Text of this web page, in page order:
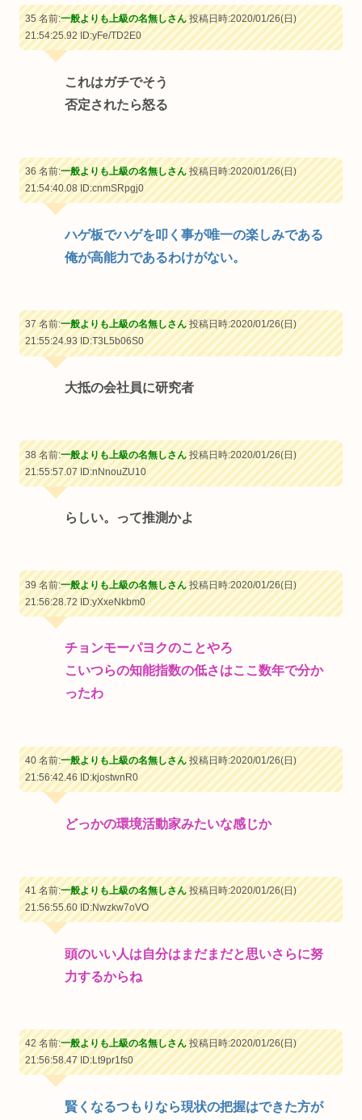
35 名前:一般よりも上級の名無しさん投稿日時:2020/01/26(日)
21:54:25.92ID:yFe/TD2E0
これはガチでそう
否定されたら怒る
36 名前:一般よりも上級の名無しさん投稿日時:2020/01/26(日)
21:54:40.08ID:cnmSRpgj0
ハゲ板でハゲを叩く事が唯一の楽しみである
俺が高能力であるわけがない。
37 名前:一般よりも上級の名無しさん投稿日時:2020/01/26(日)
21:55:24.93ID:T3L5b06S0
大抵の会社員に研究者
38 名前:一般よりも上級の名無しさん投稿日時:2020/01/26(日)
21:55:57.07ID:nNnouZU10
らしい。って推測かよ
39 名前:一般よりも上級の名無しさん投稿日時:2020/01/26(日)
21:56:28.72ID:yXxeNkbm0
チョンモーパヨクのことやろ
こいつらの知能指数の低さはここ数年で分か
ったわ
40 名前:一般よりも上級の名無しさん投稿日時:2020/01/26(日)
21:56:42.46ID:kjostwnR0
どっかの環境活動家みたいな感じか
41 名前:一般よりも上級の名無しさん投稿日時:2020/01/26(日)
21:56:55.60ID:Nwzkw7oVO
頭のいい人は自分はまだまだと思いさらに努
力するからね
42 名前:一般よりも上級の名無しさん投稿日時:2020/01/26(日)
21:56:58.47ID:Lt9pr1fs0
賢くなるつもりなら現状の把握はできた方が